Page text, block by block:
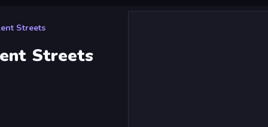
Streets
Streets